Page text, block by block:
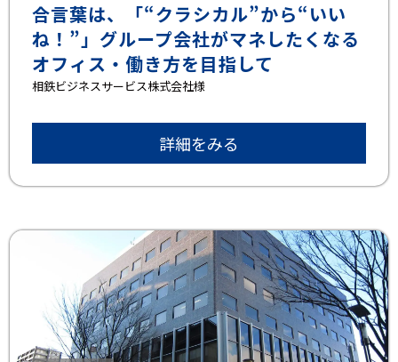
合言葉は、「“クラシカル”から“いい
ね！”」グループ会社がマネしたくなる
オフィス・働き方を目指して
相鉄ビジネスサービス株式会社様
詳細をみる